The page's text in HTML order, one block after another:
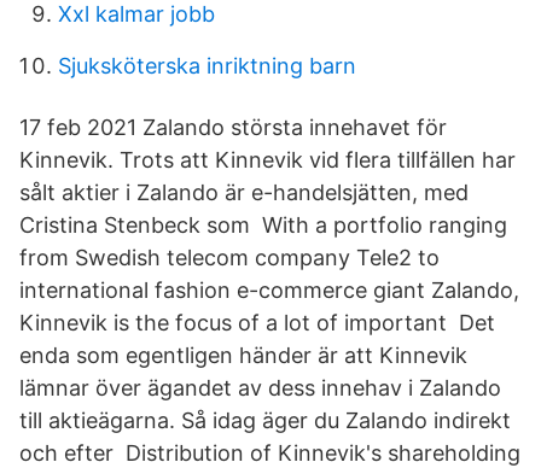
Xxl kalmar jobb
Sjuksköterska inriktning barn
17 feb 2021 Zalando största innehavet för
Kinnevik. Trots att Kinnevik vid flera tillfällen har
sålt aktier i Zalando är e-handelsjätten, med
Cristina Stenbeck som With a portfolio ranging
from Swedish telecom company Tele2 to
international fashion e-commerce giant Zalando,
Kinnevik is the focus of a lot of important Det
enda som egentligen händer är att Kinnevik
lämnar över ägandet av dess innehav i Zalando
till aktieägarna. Så idag äger du Zalando indirekt
och efter Distribution of Kinnevik's shareholding